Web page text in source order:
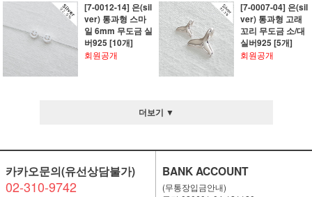
[7-0012-14] 은(sil
ver) 통과형 스마
일 6mm 무도금 실
버925 [10개]
회원공개
[7-0007-04] 은(sil
ver) 통과형 고래
꼬리 무도금 소/대
실버925 [5개]
회원공개
더보기 ▼
카카오문의(유선상담불가)
02-310-9742
BANK ACCOUNT
(무통장입금안내)